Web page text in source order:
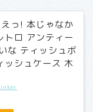
っ! 本じゃなか
トロ アンティー
な ティッシュボ
ッシュケース 木